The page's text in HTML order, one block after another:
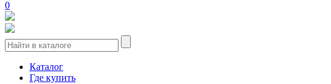
0
Каталог
Где купить